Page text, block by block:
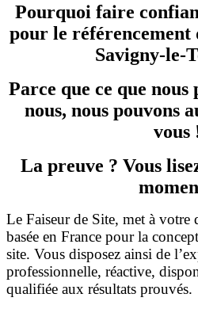
Pourquoi faire
pour le référencement
Savigny-le-
Parce que ce que
nous, nous pouvons
vous
La preuve ? Vous
Le Faiseur de Site, met à
basée en France pour la
site. Vous disposez ainsi de
professionnelle, réactive,
qualifiée aux résultats prouvés.